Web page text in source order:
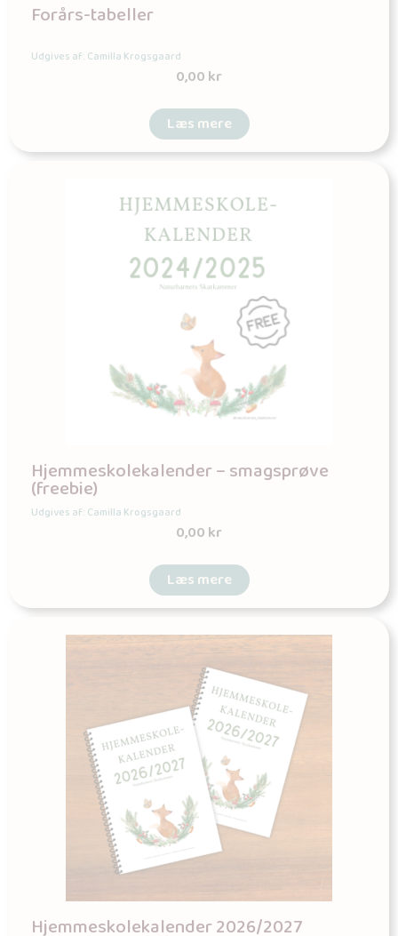
Forårs-tabeller
Udgives af: Camilla Krogsgaard
0,00kr
Læs mere
Hjemmeskolekalender – smagsprøve
(freebie)
Udgives af: Camilla Krogsgaard
0,00kr
Læs mere
Hjemmeskolekalender 2026/2027